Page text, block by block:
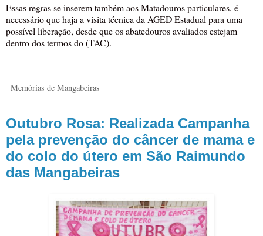
Essas regras se inserem também aos Matadouros particulares, é
necessário que haja a visita técnica da AGED Estadual para uma
possível liberação, desde que os abatedouros avaliados estejam
dentro dos termos do (TAC).
Memórias de Mangabeiras
Outubro Rosa: Realizada Campanha
pela prevenção do câncer de mama e
do colo do útero em São Raimundo
das Mangabeiras